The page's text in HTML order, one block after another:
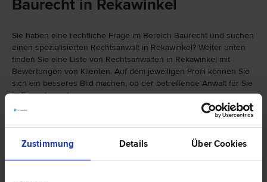
Zustimmung Details Über Cookies
Baurecht in Rekawinkel
Sie haben eine rechtliche Frage im Bereich Baurecht und suchen
einen spezialisierten Rechtsanwalt in Rekawinkel? Weiter unten
finden Sie eine Liste von Rechtsanwälten in Rekawinkel mit
Bewertungen von Klienten. Auf dem jeweiligen Profil können Sie
sich ein besseres Bild machen, ob der betreffende Anwalt für Sie
in Frage kommt.
Falls Sie einen Rechtsanwalt in Rekawinkel mit einer anderen
Spezialisierung als Baurecht suchen, finden Sie hier eine weitere
Auswahl von Rechtsbereichen: